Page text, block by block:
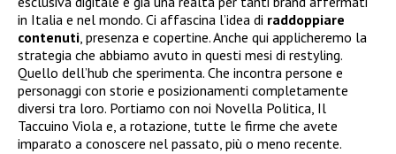
in Italia e nel mondo. Ci affascina l’idea di raddoppiare
contenuti, presenza e copertine. Anche qui applicheremo la
strategia che abbiamo avuto in questi mesi di restyling.
Quello dell’hub che sperimenta. Che incontra persone e
personaggi con storie e posizionamenti completamente
diversi tra loro. Portiamo con noi Novella Politica, Il
Taccuino Viola e, a rotazione, tutte le firme che avete
imparato a conoscere nel passato, più o meno recente.